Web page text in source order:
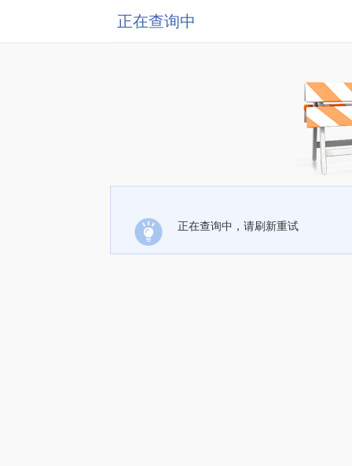
正在查询中
正在查询中，请刷新重试